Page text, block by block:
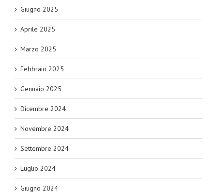
Giugno 2025
Aprile 2025
Marzo 2025
Febbraio 2025
Gennaio 2025
Dicembre 2024
Novembre 2024
Settembre 2024
Luglio 2024
Giugno 2024